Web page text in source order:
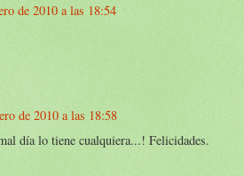
de 2010 a las 18:54
de 2010 a las 18:58
día lo tiene cualquiera...! Felicidades.